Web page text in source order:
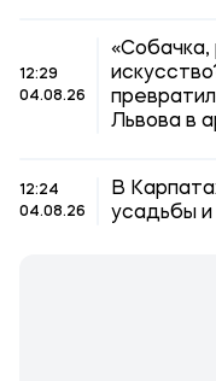
12:29
04.08.26
«Собачка,
Львова в
12:24
04.08.26
В
усадьбы и